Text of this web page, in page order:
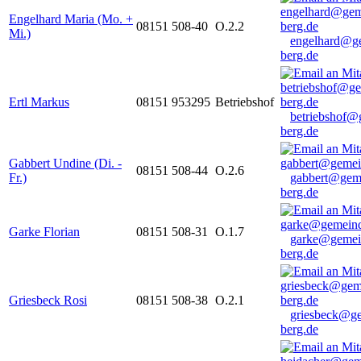
Engelhard Maria (Mo. +
Mi.)
08151 508-40 O.2.2
berg.de
Ertl Markus 08151 953295 Betriebshof
berg.de
Gabbert Undine (Di. -
Fr.)
08151 508-44 O.2.6
berg.de
Garke Florian 08151 508-31 O.1.7
berg.de
Griesbeck Rosi 08151 508-38 O.2.1
berg.de